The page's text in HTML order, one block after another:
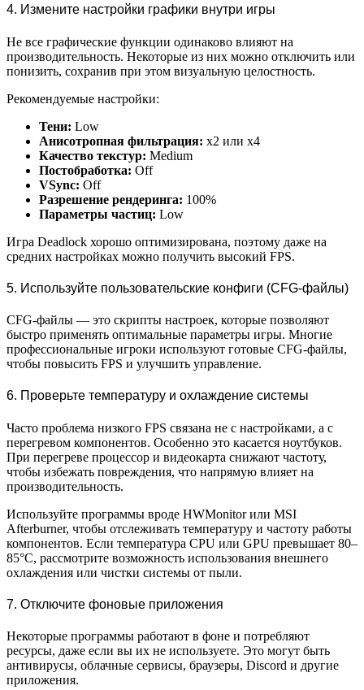
4. Измените настройки графики внутри игры
Не все графические функции одинаково влияют на
производительность. Некоторые из них можно отключить или
понизить, сохранив при этом визуальную целостность.
Рекомендуемые настройки:
Тени: Low
Анисотропная фильтрация: x2 или x4
Качество текстур: Medium
Постобработка: Off
VSync: Off
Разрешение рендеринга: 100%
Параметры частиц: Low
Игра Deadlock хорошо оптимизирована, поэтому даже на
средних настройках можно получить высокий FPS.
5. Используйте пользовательские конфиги (CFG-файлы)
CFG-файлы — это скрипты настроек, которые позволяют
быстро применять оптимальные параметры игры. Многие
профессиональные игроки используют готовые CFG-файлы,
чтобы повысить FPS и улучшить управление.
6. Проверьте температуру и охлаждение системы
Часто проблема низкого FPS связана не с настройками, а с
перегревом компонентов. Особенно это касается ноутбуков.
При перегреве процессор и видеокарта снижают частоту,
чтобы избежать повреждения, что напрямую влияет на
производительность.
Используйте программы вроде HWMonitor или MSI
Afterburner, чтобы отслеживать температуру и частоту работы
компонентов. Если температура CPU или GPU превышает 80–
85°C, рассмотрите возможность использования внешнего
охлаждения или чистки системы от пыли.
7. Отключите фоновые приложения
Некоторые программы работают в фоне и потребляют
ресурсы, даже если вы их не используете. Это могут быть
антивирусы, облачные сервисы, браузеры, Discord и другие
приложения.